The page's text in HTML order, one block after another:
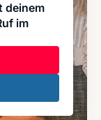
deinem
im